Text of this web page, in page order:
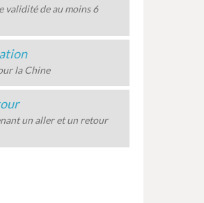
validité de au moins 6
la Chine
un aller et un retour